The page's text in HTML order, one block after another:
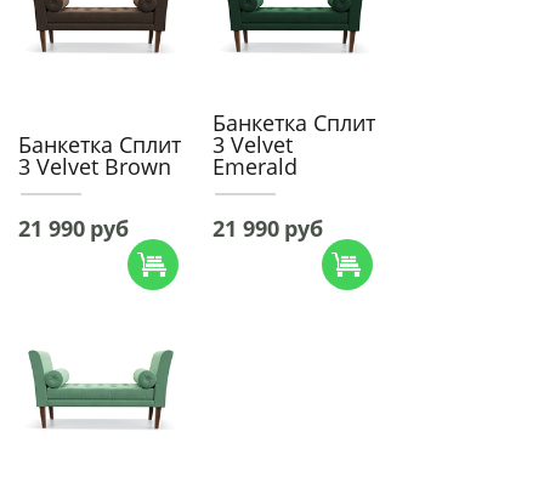
Банкетка Сплит
3 Velvet Brown
21 990 руб
Банкетка Сплит
3 Velvet
Emerald
21 990 руб